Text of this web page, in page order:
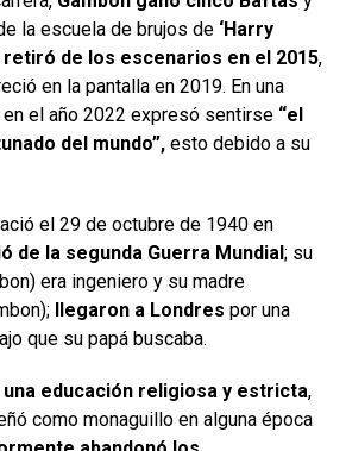
la escuela de brujos de ‘Harry
retiró de los escenarios en el 2015,
en la pantalla en 2019. En una
el año 2022 expresó sentirse “el
del mundo”, esto debido a su
el 29 de octubre de 1940 en
de la segunda Guerra Mundial; su
era ingeniero y su madre
llegaron a Londres por una
que su papá buscaba.
educación religiosa y estricta,
como monaguillo en alguna época